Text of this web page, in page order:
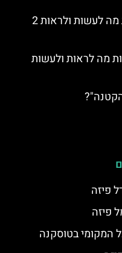
יומיים בפיזה – טיפים והמלצות מה לעשות ולראות 2
מה לראות ולעשות
פיזה
פיזה
המקומי בטוסקנה